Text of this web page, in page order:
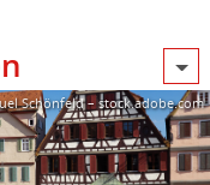
Schönfeld – stock.adobe.com